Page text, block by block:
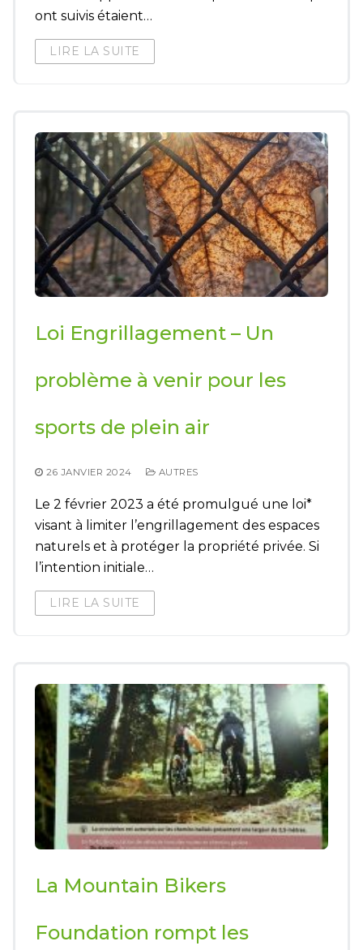
ont suivis étaient…
LIRE LA SUITE
Loi Engrillagement – Un
problème à venir pour les
sports de plein air
26 JANVIER 2024 AUTRES
Le 2 février 2023 a été promulgué une loi*
visant à limiter l’engrillagement des espaces
naturels et à protéger la propriété privée. Si
l’intention initiale…
LIRE LA SUITE
La Mountain Bikers
Foundation rompt les